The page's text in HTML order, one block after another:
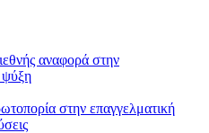
αναφορά στην
ψύξη
στην επαγγελματική